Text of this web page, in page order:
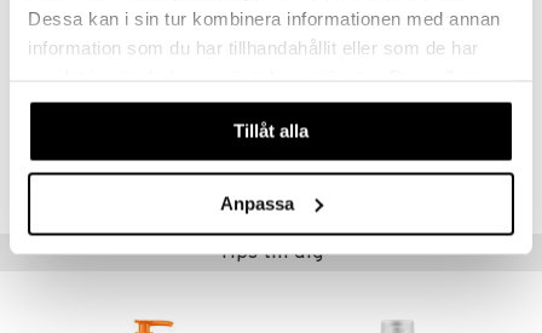
Dessa kan i sin tur kombinera informationen med annan
information som du har tillhandahållit eller som de har
våra cookies vid fortsatt användande av vår webbplats.
Tillåt alla
Anpassa
Lägsta pris senaste 30 dagarna: 142 kr
Tips till dig